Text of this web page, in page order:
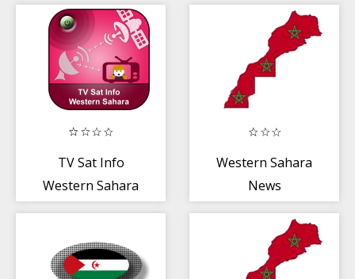
TV Sat Info
Western Sahara
Western Sahara
News